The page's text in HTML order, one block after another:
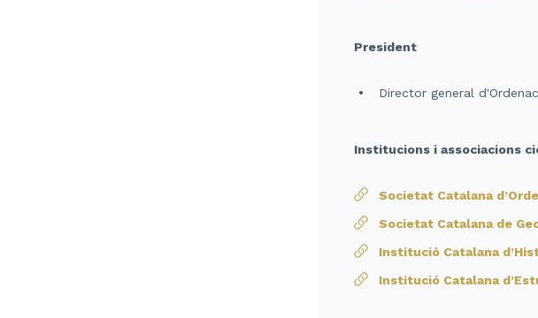
President
• Director general
Institucions i associacions
Societat Catalana
Societat Catalana de
Institució Catalana
Institució Catalana